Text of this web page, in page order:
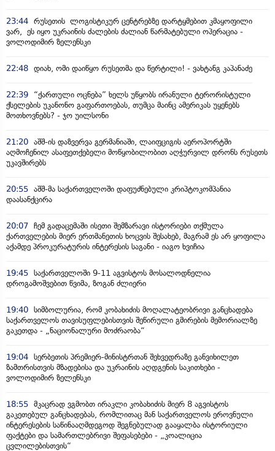
23:44 რუსეთის ლოგისტიკურ ცენტრებზე დარტყმებით კმაყოფილი
ვარ, ეს იყო უკრაინის ძალების ძალიან წარმატებული ოპერაცია -
ვოლოდიმირ ზელენსკი
22:48 დიახ, ომი დაიწყო რუსეთმა და წერტილი! - ვახტანგ კაპანაძე
22:39
“ქართული ოცნება” ხელს უწყობს ირანული ტერორისტული
ქსელების უკანონო გაფართოებას, თუმცა მაინც ამერიკას უყენებს
მოთხოვნებს? - ჯო უილსონი
21:20 აშშ-ის დაზვერვა გერმანიაში, ლაიფციგის აეროპორტში
აღმოჩენილ ასაფეთქებელი მოწყობილობით აღჭურვილ დრონს რუსეთს
უკავშირებს
20:55 აშშ-მა საქართველოში დაფუძნებული კრიპტოკომპანია
დაასანქცირა
20:07 ჩემ გადაცემაში ისეთი შემზარავი ისტორიები თქმულა
ქართველების მიერ ერთმანეთის ხოცვის შესახებ, მაგრამ ეს არ ყოფილა
აქამდე პროკურატურის ინტერესის საგანი - იაგო ხვიჩია
19:45 საქართველოში 9-11 აგვისტოს მოსალოდნელია
დროგამოშვებით წვიმა, ზოგან ძლიერი
19:40 სიმბოლურია, რომ კობახიძის მოღალატეობრივი განცხადება
საქართველოს თავისუფლებისთვის შეწირული გმირების მემორიალზე
გაკეთდა - „ნაციონალური მოძრაობა“
19:04 სერბეთის პრემიერ-მინისტრთან შეხვედრაზე განვიხილეთ
ზამთრისთვის მზადებისა და უკრაინის აღდგენის საკითხები -
ვოლოდიმირ ზელენსკი
18:55 მკაცრად ვგმობთ ირაკლი კობახიძის მიერ 8 აგვისტოს
გაკეთებულ განცხადებას, რომლითაც მან საქართველოს ეროვნული
ინტერესების საწინააღმდეგოდ შეგნებულად გააყალბა ისტორიული
ფაქტები და სამართლებრივი შეფასებები - „კოალიცია
ცვლილებისთვის“